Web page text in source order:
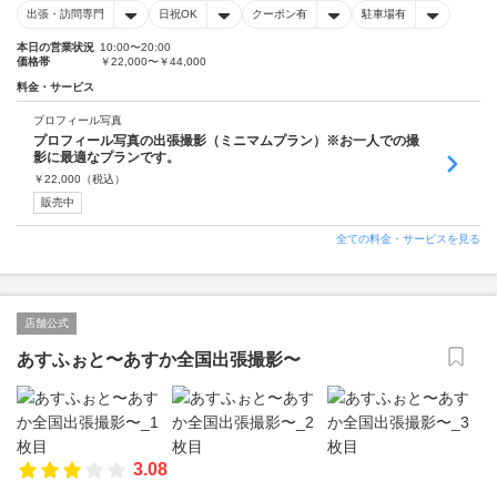
出張・訪問専門 日祝OK クーポン有 駐車場有
本日の営業状況 10:00〜20:00
価格帯
￥22,000〜￥44,000
料金・サービス
プロフィール写真
プロフィール写真の出張撮影（ミニマムプラン）※お一人での撮
影に最適なプランです。
￥22,000 （税込）
販売中
全ての料金・サービスを見る
店舗公式
あすふぉと〜あすか全国出張撮影〜
3.08